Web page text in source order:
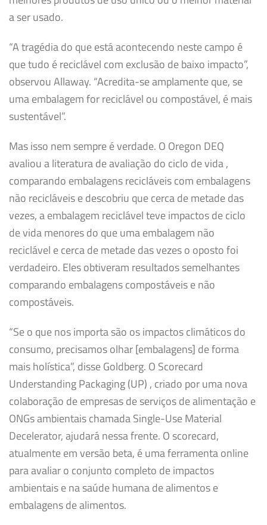
a ser usado.
“A tragédia do que está acontecendo neste campo é
que tudo é reciclável com exclusão de baixo impacto”,
observou Allaway. “Acredita-se amplamente que, se
uma embalagem for reciclável ou compostável, é mais
sustentável”.
Mas isso nem sempre é verdade. O Oregon DEQ
avaliou a literatura de avaliação do ciclo de vida ,
comparando embalagens recicláveis ​​com embalagens
não recicláveis ​​e descobriu que cerca de metade das
vezes, a embalagem reciclável teve impactos de ciclo
de vida menores do que uma embalagem não
reciclável e cerca de metade das vezes o oposto foi
verdadeiro. Eles obtiveram resultados semelhantes
comparando embalagens compostáveis ​​e não
compostáveis.
“Se o que nos importa são os impactos climáticos do
consumo, precisamos olhar [embalagens] de forma
mais holística”, disse Goldberg. O Scorecard
Understanding Packaging (UP) , criado por uma nova
colaboração de empresas de serviços de alimentação e
ONGs ambientais chamada Single-Use Material
Decelerator, ajudará nessa frente. O scorecard,
atualmente em versão beta, é uma ferramenta online
para avaliar o conjunto completo de impactos
ambientais e na saúde humana de alimentos e
embalagens de alimentos.